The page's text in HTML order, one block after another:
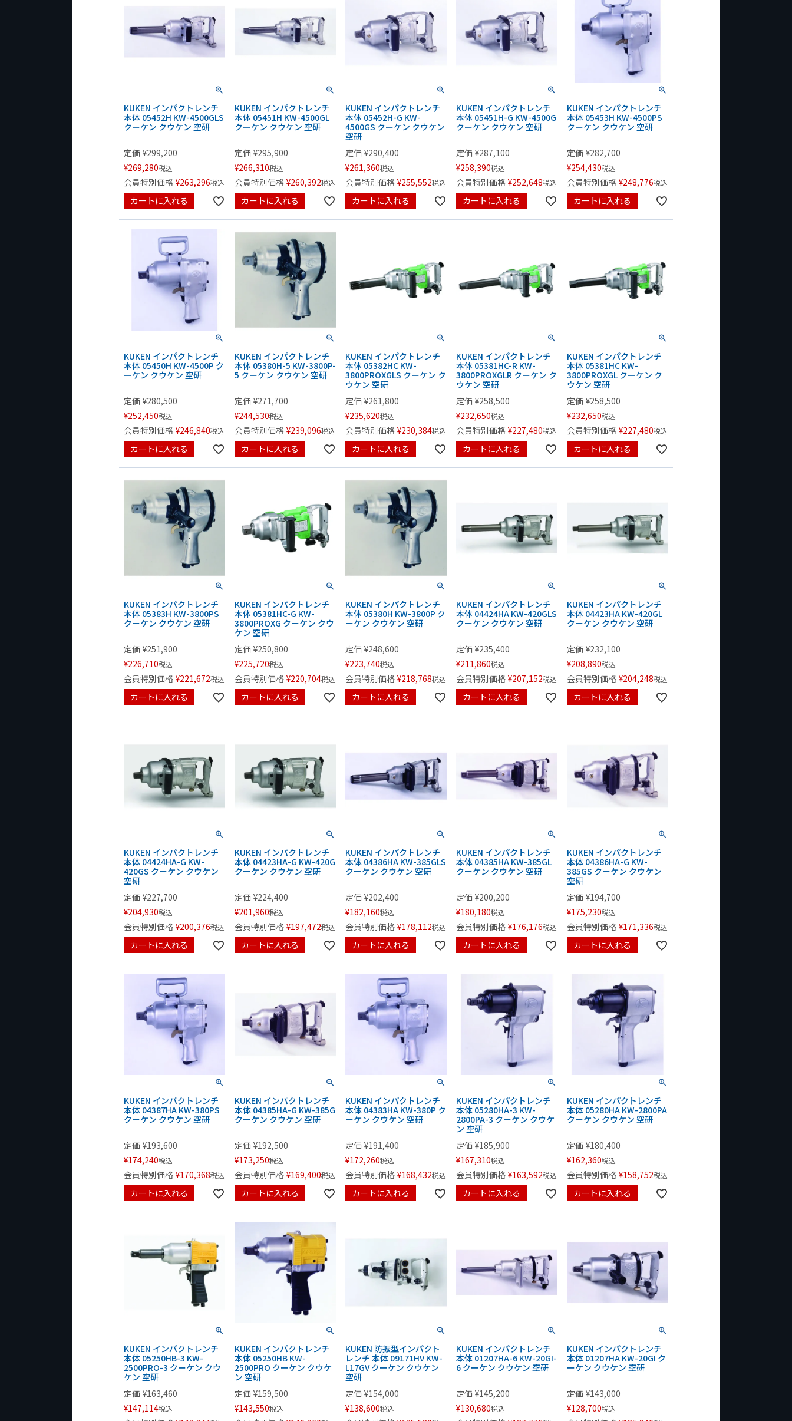
KUKEN インパクトレンチ
本体 05452H KW-4500GLS
クーケン クウケン 空研
定価 ¥299,200
¥269,280税込
会員特別価格 ¥263,296税込
カートに入れる
KUKEN インパクトレンチ
本体 05451H KW-4500GL
クーケン クウケン 空研
定価 ¥295,900
¥266,310税込
会員特別価格 ¥260,392税込
カートに入れる
KUKEN インパクトレンチ
本体 05452H-G KW-
4500GS クーケン クウケン
空研
定価 ¥290,400
¥261,360税込
会員特別価格 ¥255,552税込
カートに入れる
KUKEN インパクトレンチ
本体 05451H-G KW-4500G
クーケン クウケン 空研
定価 ¥287,100
¥258,390税込
会員特別価格 ¥252,648税込
カートに入れる
KUKEN インパクトレンチ
本体 05453H KW-4500PS
クーケン クウケン 空研
定価 ¥282,700
¥254,430税込
会員特別価格 ¥248,776税込
カートに入れる
KUKEN インパクトレンチ
本体 05450H KW-4500P ク
ーケン クウケン 空研
定価 ¥280,500
¥252,450税込
会員特別価格 ¥246,840税込
カートに入れる
KUKEN インパクトレンチ
本体 05380H-5 KW-3800P-
5 クーケン クウケン 空研
定価 ¥271,700
¥244,530税込
会員特別価格 ¥239,096税込
カートに入れる
KUKEN インパクトレンチ
本体 05382HC KW-
3800PROXGLS クーケン ク
ウケン 空研
定価 ¥261,800
¥235,620税込
会員特別価格 ¥230,384税込
カートに入れる
KUKEN インパクトレンチ
本体 05381HC-R KW-
3800PROXGLR クーケン ク
ウケン 空研
定価 ¥258,500
¥232,650税込
会員特別価格 ¥227,480税込
カートに入れる
KUKEN インパクトレンチ
本体 05381HC KW-
3800PROXGL クーケン ク
ウケン 空研
定価 ¥258,500
¥232,650税込
会員特別価格 ¥227,480税込
カートに入れる
KUKEN インパクトレンチ
本体 05383H KW-3800PS
クーケン クウケン 空研
定価 ¥251,900
¥226,710税込
会員特別価格 ¥221,672税込
カートに入れる
KUKEN インパクトレンチ
本体 05381HC-G KW-
3800PROXG クーケン クウ
ケン 空研
定価 ¥250,800
¥225,720税込
会員特別価格 ¥220,704税込
カートに入れる
KUKEN インパクトレンチ
本体 05380H KW-3800P ク
ーケン クウケン 空研
定価 ¥248,600
¥223,740税込
会員特別価格 ¥218,768税込
カートに入れる
KUKEN インパクトレンチ
本体 04424HA KW-420GLS
クーケン クウケン 空研
定価 ¥235,400
¥211,860税込
会員特別価格 ¥207,152税込
カートに入れる
KUKEN インパクトレンチ
本体 04423HA KW-420GL
クーケン クウケン 空研
定価 ¥232,100
¥208,890税込
会員特別価格 ¥204,248税込
カートに入れる
KUKEN インパクトレンチ
本体 04424HA-G KW-
420GS クーケン クウケン
空研
定価 ¥227,700
¥204,930税込
会員特別価格 ¥200,376税込
カートに入れる
KUKEN インパクトレンチ
本体 04423HA-G KW-420G
クーケン クウケン 空研
定価 ¥224,400
¥201,960税込
会員特別価格 ¥197,472税込
カートに入れる
KUKEN インパクトレンチ
本体 04386HA KW-385GLS
クーケン クウケン 空研
定価 ¥202,400
¥182,160税込
会員特別価格 ¥178,112税込
カートに入れる
KUKEN インパクトレンチ
本体 04385HA KW-385GL
クーケン クウケン 空研
定価 ¥200,200
¥180,180税込
会員特別価格 ¥176,176税込
カートに入れる
KUKEN インパクトレンチ
本体 04386HA-G KW-
385GS クーケン クウケン
空研
定価 ¥194,700
¥175,230税込
会員特別価格 ¥171,336税込
カートに入れる
KUKEN インパクトレンチ
本体 04387HA KW-380PS
クーケン クウケン 空研
定価 ¥193,600
¥174,240税込
会員特別価格 ¥170,368税込
カートに入れる
KUKEN インパクトレンチ
本体 04385HA-G KW-385G
クーケン クウケン 空研
定価 ¥192,500
¥173,250税込
会員特別価格 ¥169,400税込
カートに入れる
KUKEN インパクトレンチ
本体 04383HA KW-380P ク
ーケン クウケン 空研
定価 ¥191,400
¥172,260税込
会員特別価格 ¥168,432税込
カートに入れる
KUKEN インパクトレンチ
本体 05280HA-3 KW-
2800PA-3 クーケン クウケ
ン 空研
定価 ¥185,900
¥167,310税込
会員特別価格 ¥163,592税込
カートに入れる
KUKEN インパクトレンチ
本体 05280HA KW-2800PA
クーケン クウケン 空研
定価 ¥180,400
¥162,360税込
会員特別価格 ¥158,752税込
カートに入れる
KUKEN インパクトレンチ
本体 05250HB-3 KW-
2500PRO-3 クーケン クウ
ケン 空研
定価 ¥163,460
¥147,114税込
KUKEN インパクトレンチ
本体 05250HB KW-
2500PRO クーケン クウケ
ン 空研
定価 ¥159,500
¥143,550税込
KUKEN 防振型インパクト
レンチ 本体 09171HV KW-
L17GV クーケン クウケン
空研
定価 ¥154,000
¥138,600税込
KUKEN インパクトレンチ
本体 01207HA-6 KW-20GI-
6 クーケン クウケン 空研
定価 ¥145,200
¥130,680税込
KUKEN インパクトレンチ
本体 01207HA KW-20GI ク
ーケン クウケン 空研
定価 ¥143,000
¥128,700税込